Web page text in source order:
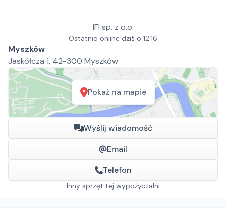
IFI sp. z o.o.
Ostatnio online dziś o 12:16
Myszków
Jaskółcza 1, 42-300 Myszków
Pokaż na mapie
Wyślij wiadomość
Email
Telefon
Inny sprzęt tej wypożyczalni